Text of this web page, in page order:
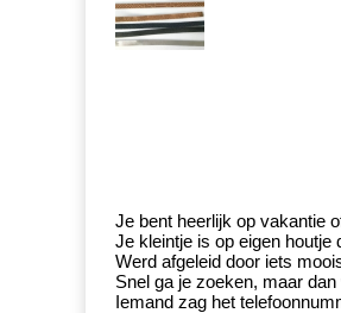
Je bent heerlijk op vakantie
Je kleintje is op eigen houtje
Werd afgeleid door iets
Snel ga je zoeken, maar dan
Iemand zag het